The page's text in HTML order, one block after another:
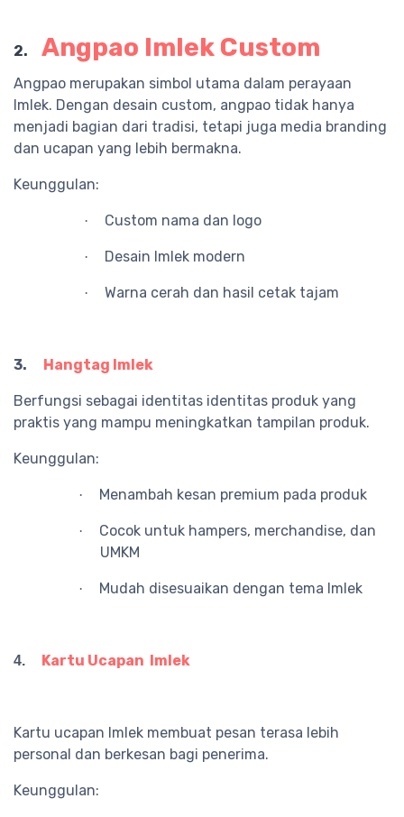
2. Angpao Imlek Custom
Angpao merupakan simbol utama dalam perayaan
Imlek. Dengan desain custom, angpao tidak hanya
menjadi bagian dari tradisi, tetapi juga media branding
dan ucapan yang lebih bermakna.
Keunggulan:
· Custom nama dan logo
· Desain Imlek modern
· Warna cerah dan hasil cetak tajam
3. Hangtag Imlek
Berfungsi sebagai identitas identitas produk yang
praktis yang mampu meningkatkan tampilan produk.
Keunggulan:
· Menambah kesan premium pada produk
·
Cocok untuk hampers, merchandise, dan
UMKM
· Mudah disesuaikan dengan tema Imlek
4. Kartu Ucapan Imlek
Kartu ucapan Imlek membuat pesan terasa lebih
personal dan berkesan bagi penerima.
Keunggulan: